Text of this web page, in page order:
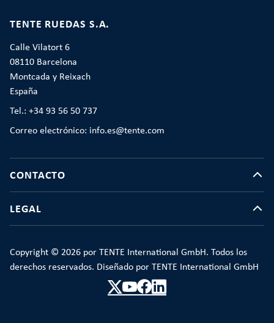
TENTE RUEDAS S.A.
Calle Vilatort 6
08110 Barcelona
Montcada y Reixach
España
Tel.: +34 93 56 50 737
Correo electrónico: info.es@tente.com
CONTACTO
LEGAL
Copyright © 2026 por TENTE International GmbH. Todos los
derechos reservados. Diseñado por TENTE International GmbH